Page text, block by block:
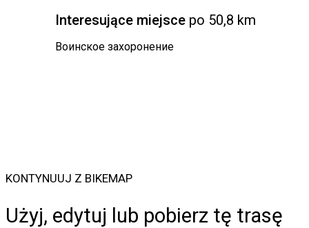
Interesujące miejsce po 50,8 km
Воинское захоронение
KONTYNUUJ Z BIKEMAP
Użyj, edytuj lub pobierz tę trasę